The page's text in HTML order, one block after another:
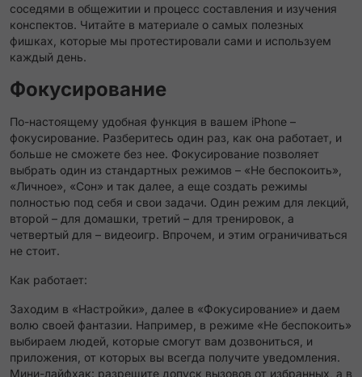
соседями в общежитии и процесс составления и изучения
конспектов. Читайте в материале о самых полезных
фишках, которые мы протестировали сами и используем
каждый день.
Фокусирование
По-настоящему удобная функция в вашем iPhone –
фокусирование. Разберитесь один раз, как она работает, и
больше не сможете без нее. Фокусирование позволяет
выбрать один из стандартных режимов – «Не беспокоить»,
«Личное», «Сон» и так далее, а еще создать режимы
полностью под себя и свои задачи. Один режим для лекций,
второй – для домашки, третий – для тренировок, а
четвертый для – видеоигр. Впрочем, и этим ограничиваться
не стоит.
Как работает:
Заходим в «Настройки», далее в «Фокусирование» и даем
волю своей фантазии. Например, в режиме «Не беспокоить»
выбираем людей, которые смогут вам дозвониться, и
приложения, от которых вы всегда получите уведомления.
Мини-лайфхак: разрешите допуск вызовов от избранных, а в